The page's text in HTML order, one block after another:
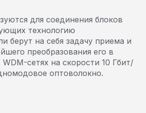
для соединения блоков
технологию
берут на себя задачу приема и
преобразования его в
сетях на скорости 10 Гбит/
оптоволокно.